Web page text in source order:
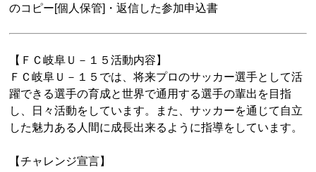
のコピー[個人保管]・返信した参加申込書
【ＦＣ岐阜Ｕ－１５活動内容】
ＦＣ岐阜Ｕ－１５では、将来プロのサッカー選手として活
躍できる選手の育成と世界で通用する選手の輩出を目指
し、日々活動をしています。また、サッカーを通じて自立
した魅力ある人間に成長出来るように指導をしています。
【チャレンジ宣言】